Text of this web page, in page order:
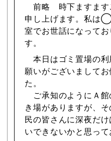
前略 時下ますます
申し上げます。私
室でお世話になって
す。
本日はゴミ置場の利
願いがございまして
た。
ご承知のようにＡ館
き場がありますが、
民の皆さんに深夜だ
いできないかと思って